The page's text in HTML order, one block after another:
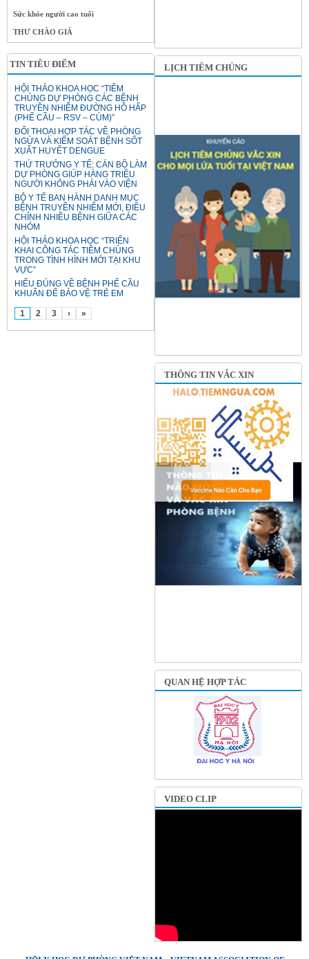
Sức khỏe người cao tuổi
THƯ CHÀO GIÁ
TIN TIÊU ĐIỂM
HỘI THẢO KHOA HỌC “TIÊM
CHỦNG DỰ PHÒNG CÁC BỆNH
TRUYỀN NHIỄM ĐƯỜNG HÔ HẤP
(PHẾ CẦU – RSV – CÚM)”
ĐỐI THOẠI HỢP TÁC VỀ PHÒNG
NGỪA VÀ KIỂM SOÁT BỆNH SỐT
XUẤT HUYẾT DENGUE
THỨ TRƯỞNG Y TẾ: CÁN BỘ LÀM
DỰ PHÒNG GIÚP HÀNG TRIỆU
NGƯỜI KHÔNG PHẢI VÀO VIỆN
BỘ Y TẾ BAN HÀNH DANH MỤC
BỆNH TRUYỀN NHIỄM MỚI, ĐIỀU
CHỈNH NHIỀU BỆNH GIỮA CÁC
NHÓM
HỘI THẢO KHOA HỌC “TRIỂN
KHAI CÔNG TÁC TIÊM CHỦNG
TRONG TÌNH HÌNH MỚI TẠI KHU
VỰC”
HIỂU ĐÚNG VỀ BỆNH PHẾ CẦU
KHUẨN ĐỂ BẢO VỆ TRẺ EM
1 2 3 › »
LỊCH TIÊM CHỦNG
THÔNG TIN VẮC XIN
QUAN HỆ HỢP TÁC
VIDEO CLIP